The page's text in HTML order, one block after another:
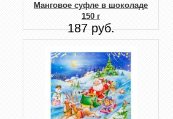
Манговое суфле в шоколаде
150 г
187 руб.